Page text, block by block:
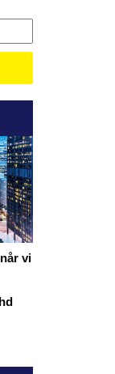
vi